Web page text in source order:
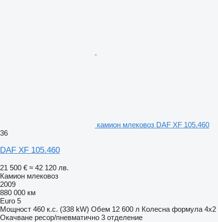
камион млековоз DAF XF 105.460
36
DAF XF 105.460
21 500 € ≈ 42 120 лв.
Камион млековоз
2009
880 000 км
Euro 5
Мощност 460 к.с. (338 kW) Обем 12 600 л Колесна формула 4x2
Окачване ресор/пневматично 3 отделение